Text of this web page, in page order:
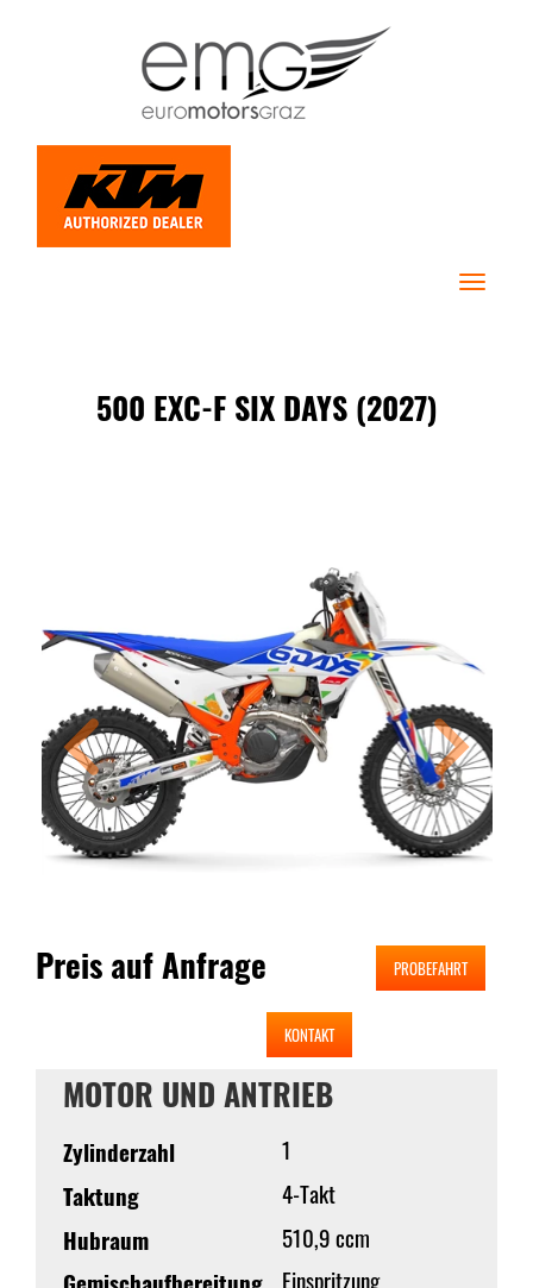
Toggle
500 EXC-F SIX DAYS (2027)
Preis auf Anfrage PROBEFAHRT
KONTAKT
MOTOR UND ANTRIEB
Zylinderzahl
1
Taktung
4-Takt
Hubraum
510,9 ccm
Einspritzung